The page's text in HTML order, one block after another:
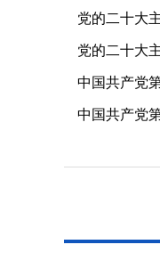
党的二十大
党的二十大
中国共产党
中国共产党